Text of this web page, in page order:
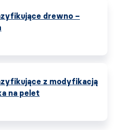
drewno –
z modyfikacją
na pelet